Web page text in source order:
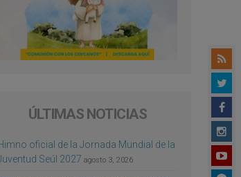
ÚLTIMAS NOTICIAS
oficial de la Jornada Mundial de la
Seúl 2027 agosto 3, 2026